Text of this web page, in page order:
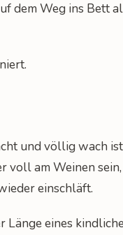
dem Weg ins Bett
und völlig wach
voll am Weinen
einschläft.
Länge eines